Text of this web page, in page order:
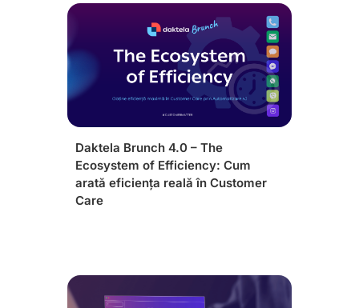
Daktela Brunch 4.0 – The
Ecosystem of Efficiency: Cum
arată eficiența reală în Customer
Care